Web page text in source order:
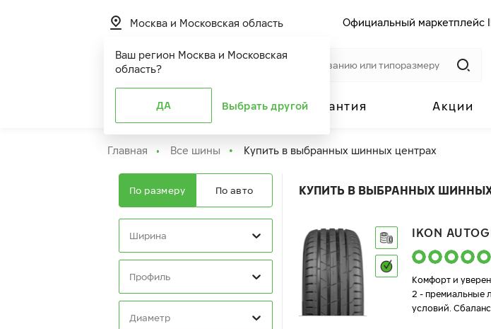
Ваш регион Москва и Московская
область?
ДА Выбрать другой
Москва и Московская область Официальный маркетплейс
Расширенная гарантия Акции
Главная Все шины Купить в выбранных шинных центрах
По размеру По авто
Ширина
Профиль
Диаметр
КУПИТЬ В ВЫБРАННЫХ
IKON
Комфорт и
2 - премиальные
условий.